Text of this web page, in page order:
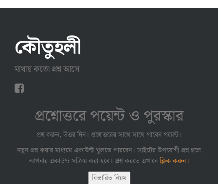
কৌতুহলী
মাথায় কতো প্রশ্ন আসে
প্রশ্নোত্তরে পয়েন্ট ও পুরস্কার
প্রশ্ন করুন, উত্তর দিন। প্রশ্নোত্তরের সাথে সাথে পাবেন পয়েন্ট।
নতুন প্রশ্ন করার মাধ্যমে একাউন্ট খুলতে পারবেন। সাইটের উপযোগী প্রশ্ন হলে
আপনার একাউন্ট সক্রিয় করা হবে। প্রশ্ন করতে এখানেক্লিক করুন।
বিস্তারিত নিয়ম